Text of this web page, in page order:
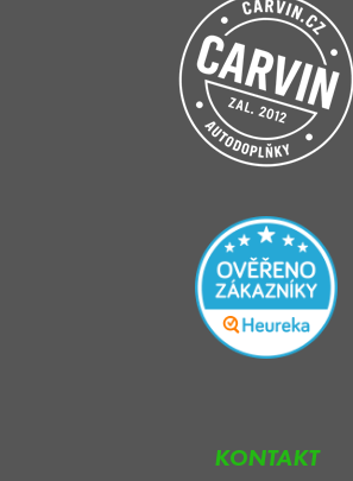
KONTAKT